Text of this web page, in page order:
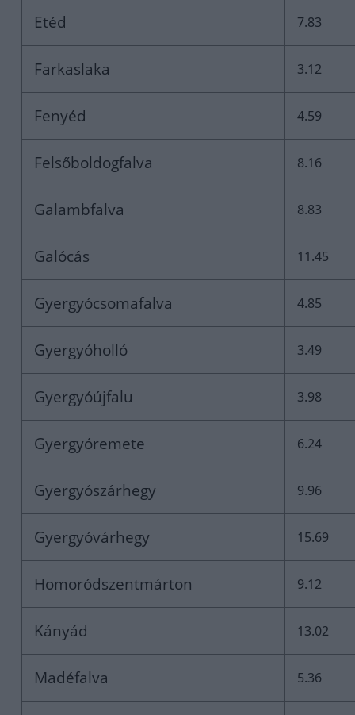
Etéd 7.83
Farkaslaka 3.12
Fenyéd 4.59
Felsőboldogfalva 8.16
Galambfalva 8.83
Galócás 11.45
Gyergyócsomafalva 4.85
Gyergyóholló 3.49
Gyergyóújfalu 3.98
Gyergyóremete 6.24
Gyergyószárhegy 9.96
Gyergyóvárhegy 15.69
Homoródszentmárton 9.12
Kányád 13.02
Madéfalva 5.36